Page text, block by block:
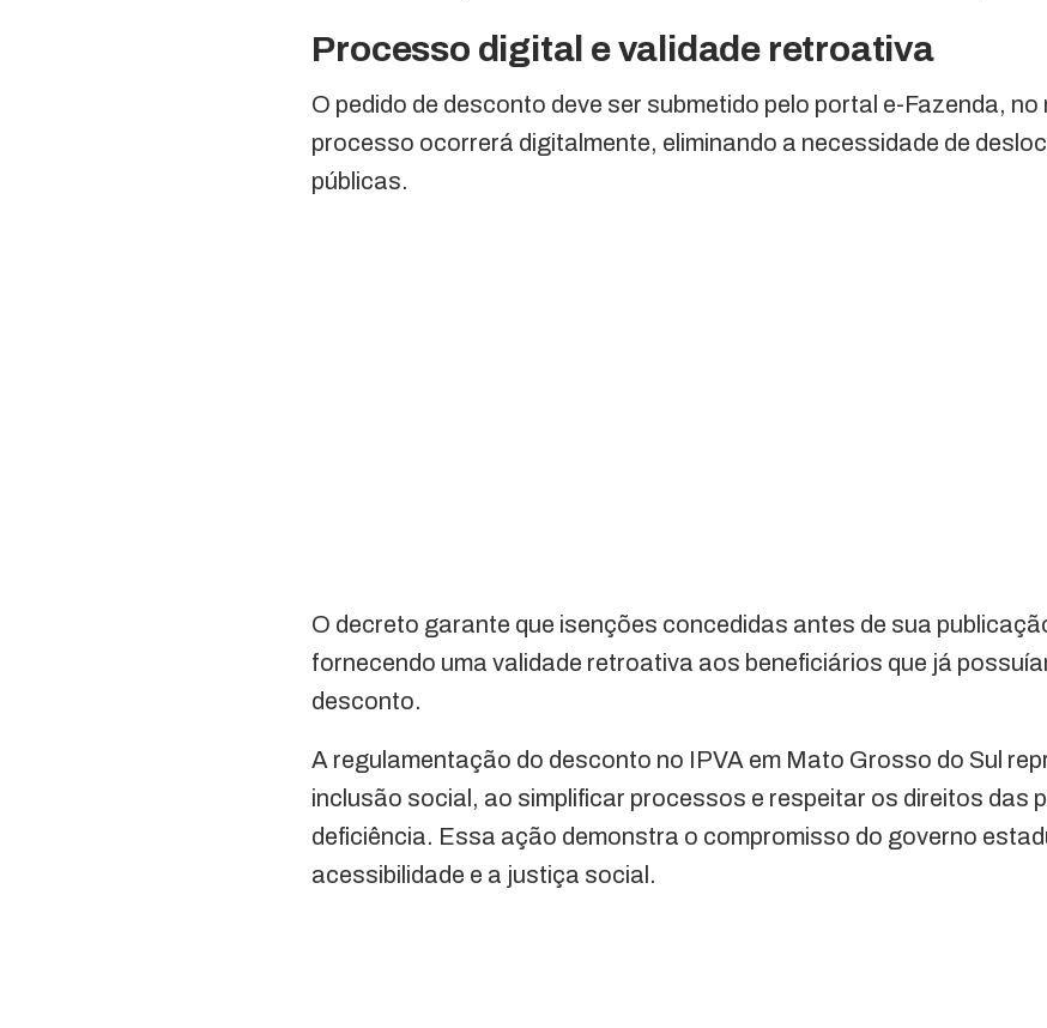
Processo digital e validade retroativa
O pedido de desconto deve ser submetido pelo portal e-Fazenda, no
processo ocorrerá digitalmente, eliminando a necessidade de
públicas.
O decreto garante que isenções concedidas antes de sua
fornecendo uma validade retroativa aos beneficiários que já
desconto.
A regulamentação do desconto no IPVA em Mato Grosso do Sul
inclusão social, ao simplificar processos e respeitar os direitos das
deficiência. Essa ação demonstra o compromisso do governo
acessibilidade e a justiça social.